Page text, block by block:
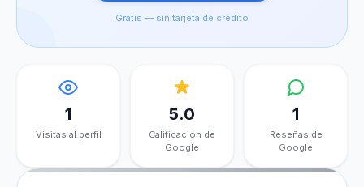
Gratis — sin tarjeta de crédito
1
Visitas al perfil
5.0
Calificación de
Google
1
Reseñas de
Google